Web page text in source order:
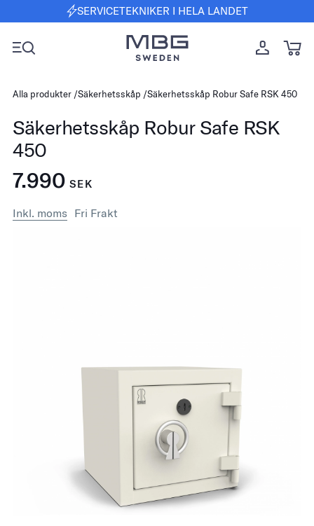
SERVICETEKNIKER I HELA LANDET
Alla produkter Säkerhetsskåp Säkerhetsskåp Robur Safe RSK 450
Säkerhetsskåp Robur Safe RSK
450
7.990 SEK
Inkl. moms Fri Frakt